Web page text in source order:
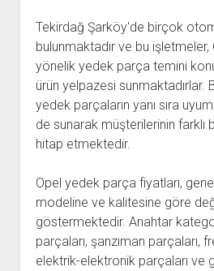
Tekirdağ Şarköy'de birçok
bulunmaktadır ve bu işletmeler,
yönelik yedek parça temini
ürün yelpazesi sunmaktadırlar.
yedek parçaların yanı sıra
de sunarak müşterilerinin farklı
hitap etmektedir.
Opel yedek parça fiyatları,
modeline ve kalitesine göre
göstermektedir. Anahtar
parçaları, şanzıman parçaları,
elektrik-elektronik parçaları ve